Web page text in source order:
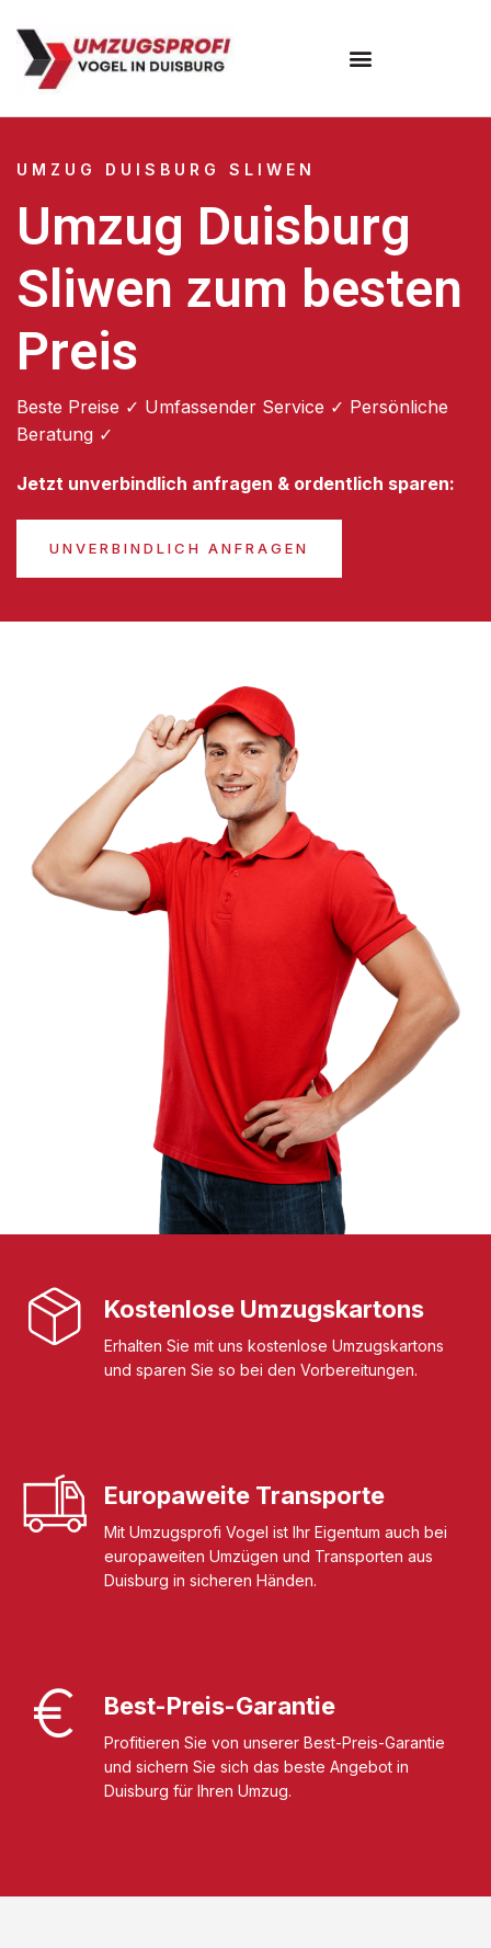
UMZUG DUISBURG SLIWEN
Umzug Duisburg
Sliwen zum besten
Preis
Beste Preise ✓ Umfassender Service ✓ Persönliche
Beratung ✓
Jetzt unverbindlich anfragen & ordentlich sparen:
UNVERBINDLICH ANFRAGEN
Kostenlose Umzugskartons
Erhalten Sie mit uns kostenlose Umzugskartons
und sparen Sie so bei den Vorbereitungen.
Europaweite Transporte
Mit Umzugsprofi Vogel ist Ihr Eigentum auch bei
europaweiten Umzügen und Transporten aus
Duisburg in sicheren Händen.
Best-Preis-Garantie
Profitieren Sie von unserer Best-Preis-Garantie
und sichern Sie sich das beste Angebot in
Duisburg für Ihren Umzug.